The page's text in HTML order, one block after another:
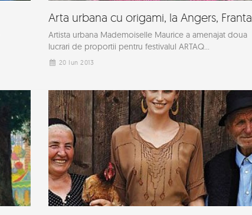
Arta urbana cu origami, la Angers, Franta
Artista urbana Mademoiselle Maurice a amenajat doua
lucrari de proportii pentru festivalul ARTAQ...
20 Iun 2013